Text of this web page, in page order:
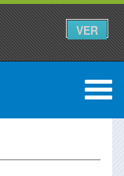
VER
0